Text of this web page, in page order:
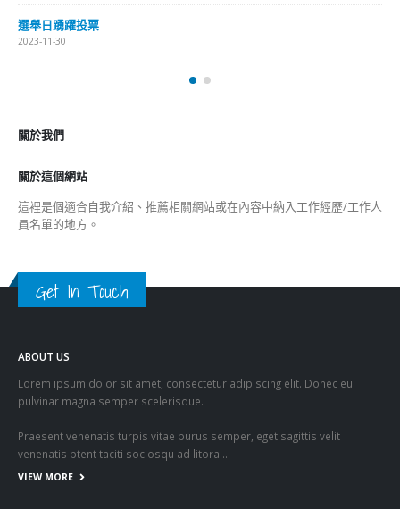
選舉日踴躍投票
2023-11-30
關於我們
關於這個網站
這裡是個適合自我介紹、推薦相關網站或在內容中納入工作經歷/工作人
員名單的地方。
Get In Touch
ABOUT US
Lorem ipsum dolor sit amet, consectetur adipiscing elit. Donec eu
pulvinar magna semper scelerisque.
Praesent venenatis turpis vitae purus semper, eget sagittis velit
venenatis ptent taciti sociosqu ad litora…
VIEW MORE